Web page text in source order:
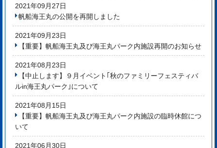
2021年09月27日
帆船海王丸の公開を再開しました
2021年09月23日
【重要】帆船海王丸及び海王丸パーク内施設再開のお知らせ
2021年08月23日
【中止します】９月イベント｢秋のファミリーフェスティバ
ルin海王丸パーク｣について
2021年08月15日
【重要】帆船海王丸及び海王丸パーク内施設の臨時休館につ
いて
2021年06月30日